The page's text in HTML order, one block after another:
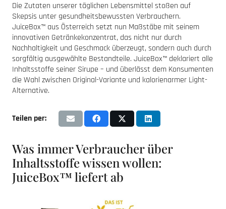
Die Zutaten unserer täglichen Lebensmittel stoßen auf
Skepsis unter gesundheitsbewussten Verbrauchern.
JuiceBox™ aus Österreich setzt nun Maßstäbe mit seinem
innovativen Getränkekonzentrat, das nicht nur durch
Nachhaltigkeit und Geschmack überzeugt, sondern auch durch
sorgfältig ausgewählte Bestandteile. JuiceBox™ deklariert alle
Inhaltsstoffe seiner Sirupe – und überlässt dem Konsumenten
die Wahl zwischen Original-Variante und kalorienarmer Light-
Alternative.
Teilen per:
Was immer Verbraucher über
Inhaltsstoffe wissen wollen:
JuiceBox™ liefert ab